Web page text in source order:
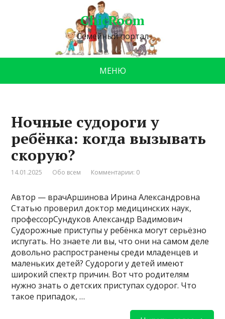
ChicRoom
Семейный портал
МЕНЮ
Ночные судороги у
ребёнка: когда вызывать
скорую?
14.01.2025 Обо всем Комментарии: 0
Автор — врачАршинова Ирина Александровна
Статью проверил доктор медицинских наук,
профессорСундуков Александр Вадимович
Судорожные приступы у ребёнка могут серьёзно
испугать. Но знаете ли вы, что они на самом деле
довольно распространены среди младенцев и
маленьких детей? Судороги у детей имеют
широкий спектр причин. Вот что родителям
нужно знать о детских приступах судорог. Что
такое припадок, …